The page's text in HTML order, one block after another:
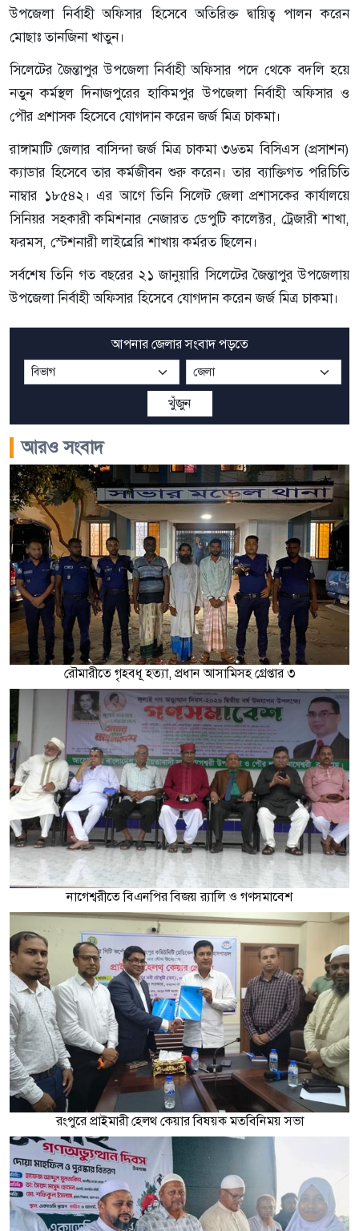
উপজেলা নির্বাহী অফিসার হিসেবে অতিরিক্ত দ্বায়িত্ব পালন করেন
মোছাঃ তানজিনা খাতুন।
সিলেটের জৈন্তাপুর উপজেলা নির্বাহী অফিসার পদে থেকে বদলি হয়ে
নতুন কর্মস্থল দিনাজপুরের হাকিমপুর উপজেলা নির্বাহী অফিসার ও
পৌর প্রশাসক হিসেবে যোগদান করেন জর্জ মিত্র চাকমা।
রাঙ্গামাটি জেলার বাসিন্দা জর্জ মিত্র চাকমা ৩৬তম বিসিএস (প্রসাশন)
ক্যাডার হিসেবে তার কর্মজীবন শুরু করেন। তার ব্যাক্তিগত পরিচিতি
নাম্বার ১৮৫৪২। এর আগে তিনি সিলেট জেলা প্রশাসকের কার্যালয়ে
সিনিয়র সহকারী কমিশনার নেজারত ডেপুটি কালেক্টর, ট্রেজারী শাখা,
ফরমস, স্টেশনারী লাইব্রেরি শাখায় কর্মরত ছিলেন।
সর্বশেষ তিনি গত বছরের ২১ জানুয়ারি সিলেটের জৈন্তাপুর উপজেলায়
উপজেলা নির্বাহী অফিসার হিসেবে যোগদান করেন জর্জ মিত্র চাকমা।
আপনার জেলার সংবাদ পড়তে
খুঁজুন
আরও সংবাদ
রৌমারীতে গৃহবধূ হত্যা, প্রধান আসামিসহ গ্রেপ্তার ৩
নাগেশ্বরীতে বিএনপির বিজয় র‌্যালি ও গণসমাবেশ
রংপুরে প্রাইমারী হেলথ কেয়ার বিষয়ক মতবিনিময় সভা